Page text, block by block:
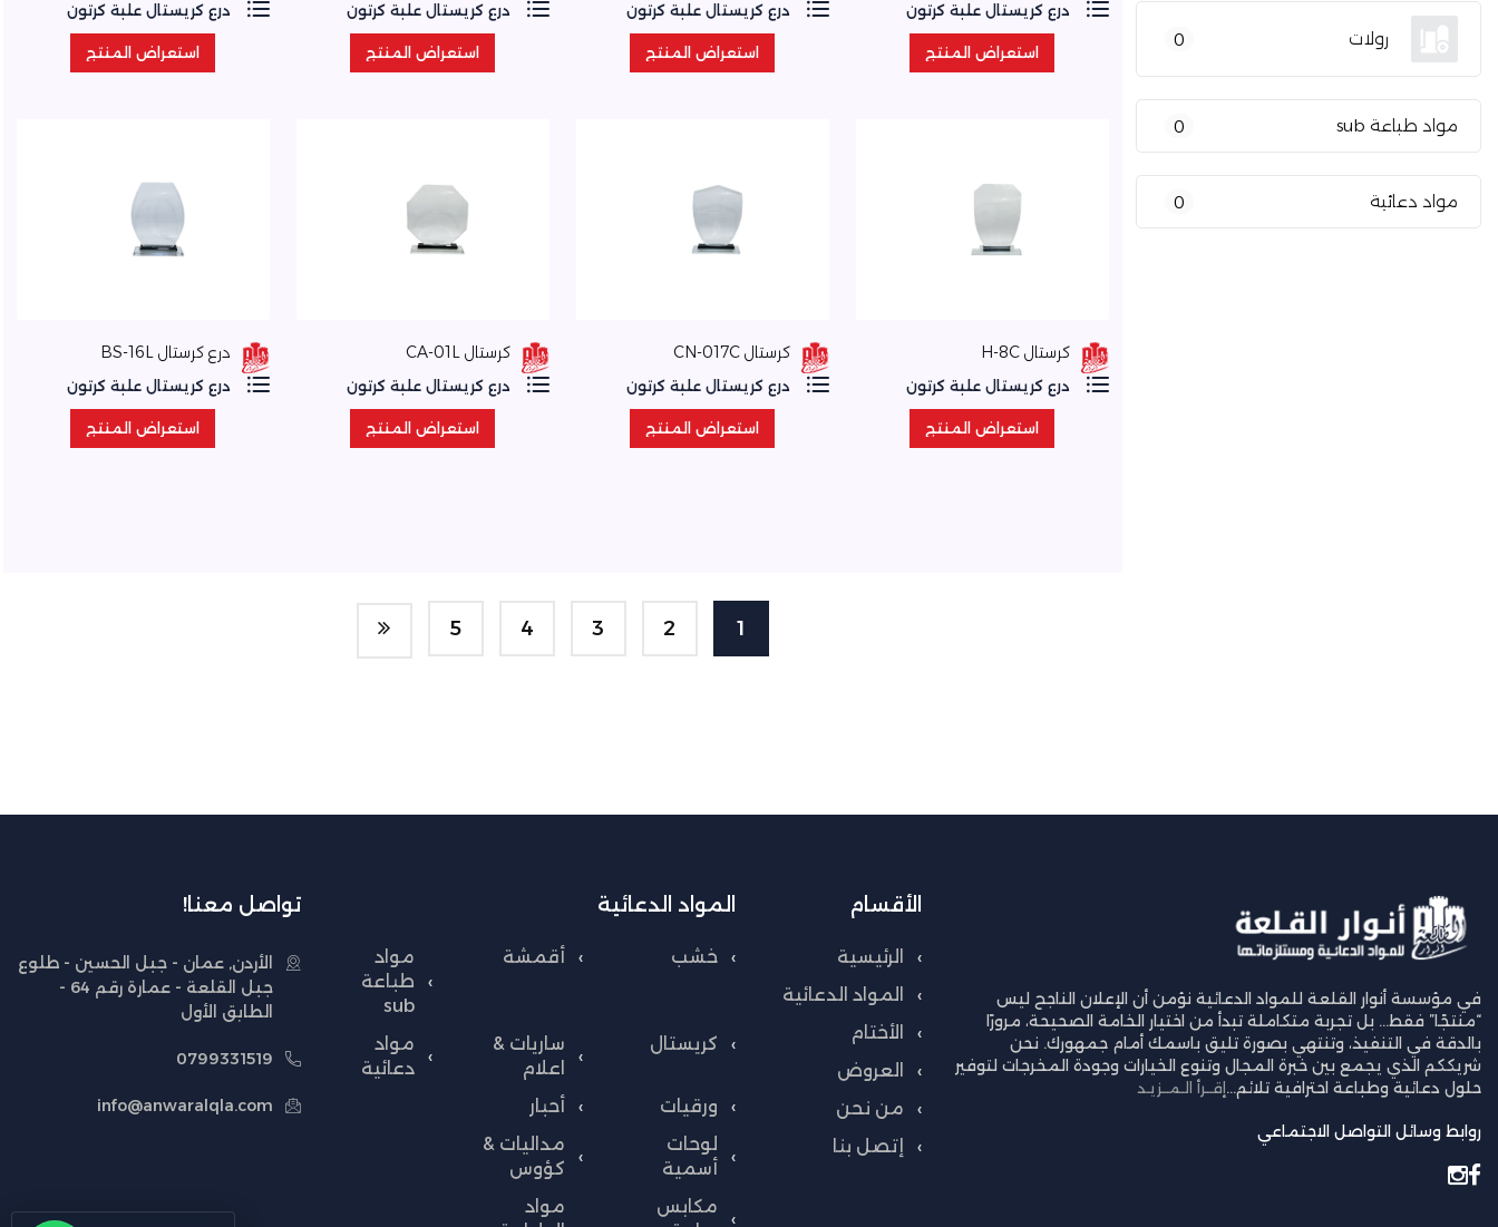
رولات 0
مواد طباعة sub 0
مواد دعائية 0
درع كريستال علبة كرتون
استعراض المنتج
استعراض المنتج
درع كريستال علبة كرتون
استعراض المنتج
استعراض المنتج
درع كريستال علبة كرتون
استعراض المنتج
استعراض المنتج
درع كريستال علبة كرتون
استعراض المنتج
استعراض المنتج
كرستال H-8C
درع كريستال علبة كرتون
استعراض المنتج
استعراض المنتج
كرستال CN-017C
درع كريستال علبة كرتون
استعراض المنتج
استعراض المنتج
كرستال CA-01L
درع كريستال علبة كرتون
استعراض المنتج
استعراض المنتج
درع كرستال BS-16L
درع كريستال علبة كرتون
استعراض المنتج
استعراض المنتج
1
2
3
4
5
في مؤسسة أنوار القلعة للمواد الدعائية نؤمن أن الإعلان الناجح ليس
“منتجًا” فقط… بل تجربة متكاملة تبدأ من اختيار الخامة الصحيحة، مرورًا
بالدقة في التنفيذ، وتنتهي بصورة تليق باسمك أمام جمهورك. نحن
شريككم الذي يجمع بين خبرة المجال وتنوع الخيارات وجودة المخرجات لتوفير
حلول دعائية وطباعة احترافية تلائم... إقــرأ الـمــزيـد
روابط وسائل التواصل الاجتماعي
الأقسام
الرئيسية
المواد الدعائية
الأختام
العروض
من نحن
إتصل بنا
المواد الدعائية
خشب
كريستال
ورقيات
لوحات
أسمية
مكابس
أقمشة
ساريات &
اعلام
أحبار
مداليات &
كؤوس
مواد
مواد
طباعة
sub
مواد
دعائية
تواصل معنا!
الأردن, عمان - جبل الحسين - طلوع
جبل القلعة - عمارة رقم 64 -
الطابق الأول
0799331519
info@anwaralqla.com